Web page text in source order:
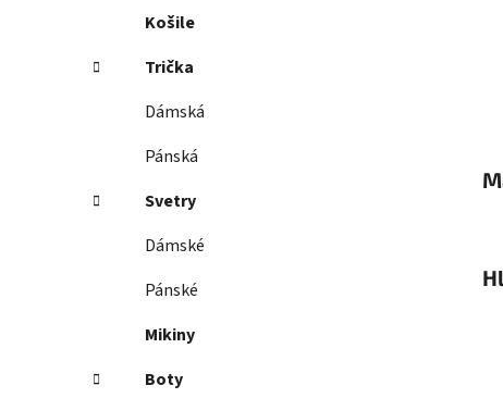
Košile
Trička
Dámská
Pánská
Svetry
Dámské
Pánské
Mikiny
Boty